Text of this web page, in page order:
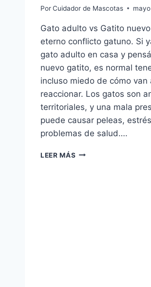
PorCuidador de Mascotas
Gato adulto vs Gatito
eterno conflicto gatuno. Si
gato adulto en casa y
nuevo gatito, es normal
incluso miedo de cómo van
reaccionar. Los gatos son
territoriales, y una mala
puede causar peleas,
problemas de salud….
LEER MÁS 🐱